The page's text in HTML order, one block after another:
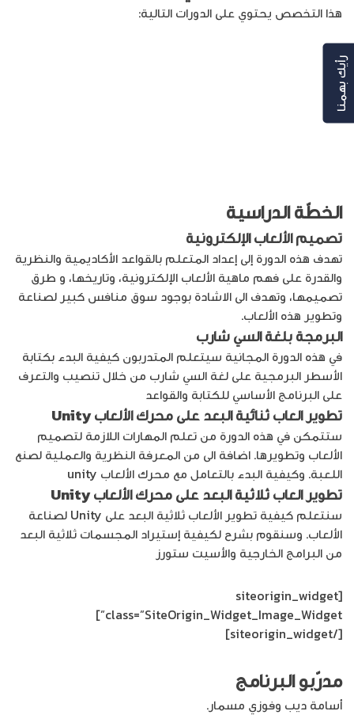
هذا التخصص يحتوي على الدورات التالية:
– تطوير العاب ثنائية البعد على محرك الألعاب Unity
– تطوير العاب ثلاثية البعد على محرك الألعاب Unity
– البرمجة بلغة السي شارب
الخطّة الدراسية
تصميم الألعاب الإلكترونية
تهدف هذه الدورة إلى إعداد المتعلم بالقواعد الأكاديمية والنظرية
والقدرة على فهم ماهية الألعاب الإلكترونية، وتاريخها، و طرق
تصميمها، وتهدف الى الاشادة بوجود سوق منافس كبير لصناعة
وتطوير هذه الألعاب.
البرمجة بلغة السي شارب
في هذه الدورة المجانية سيتعلم المتدربون كيفية البدء بكتابة
الأسطر البرمجية على لغة السي شارب من خلال تنصيب والتعرف
على البرنامج الأساسي للكتابة والقواعد
تطوير العاب ثنائية البعد على محرك الألعاب Unity
ستتمكن في هذه الدورة من تعلم المهارات اللازمة لتصميم
الألعاب وتطويرها. اضافة الى من المعرفة النظرية والعملية لصنع
اللعبة. وكيفية البدء بالتعامل مع محرك الألعاب unity
تطوير العاب ثلاثية البعد على محرك الألعاب Unity
سنتعلم كيفية تطوير الألعاب ثلاثية البعد على Unity لصناعة
الألعاب. وسنقوم بشرح لكيفية إستيراد المجسمات ثلاثية البعد
من البرامج الخارجية والأسيت ستورز
[siteorigin_widget
class=”SiteOrigin_Widget_Image_Widget”]
[/siteorigin_widget]
مدرّبو البرنامج
أسامة ديب وفوزي مسمار.
رأيك بهمنا